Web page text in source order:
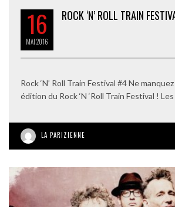
16
MAI2016
ROCK ‘N’ ROLL TRAIN
Rock ‘N’ Roll Train Festival #4 Ne
édition du Rock ‘N ‘Roll Train Festival ! Les
LA PARIZIENNE